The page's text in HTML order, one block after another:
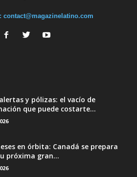
contact@magazinelatino.com
y pólizas: el vacío de
que puede costarte...
en órbita: Canadá se prepara
próxima gran...